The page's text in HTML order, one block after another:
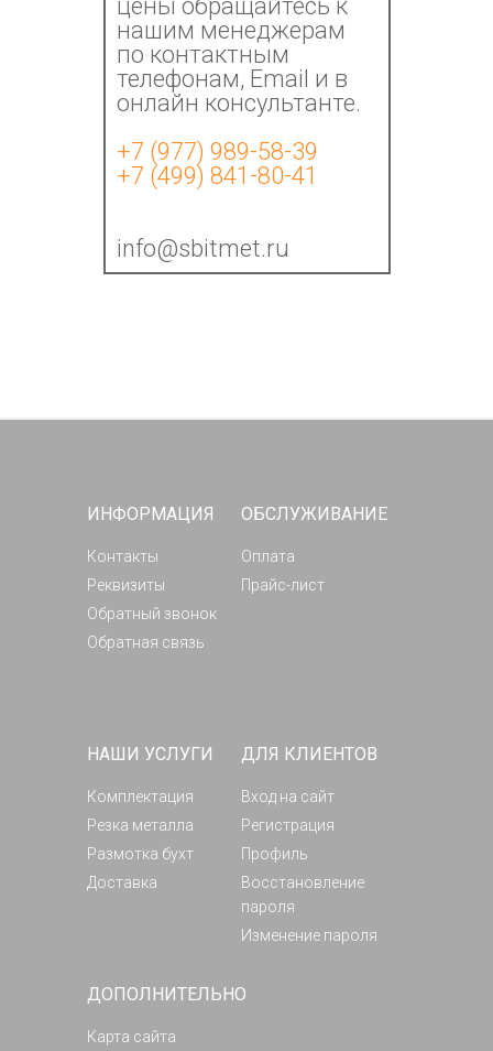
цены обращайтесь к
нашим менеджерам
по контактным
телефонам, Email и в
онлайн консультанте.
+7 (977) 989-58-39
+7 (499) 841-80-41
info@sbitmet.ru
ИНФОРМАЦИЯ
Контакты
Реквизиты
Обратный звонок
Обратная связь
ОБСЛУЖИВАНИЕ
Оплата
Прайс-лист
НАШИ УСЛУГИ
Комплектация
Резка металла
Размотка бухт
Доставка
ДЛЯ КЛИЕНТОВ
Вход на сайт
Регистрация
Профиль
Восстановление
пароля
Изменение пароля
ДОПОЛНИТЕЛЬНО
Карта сайта